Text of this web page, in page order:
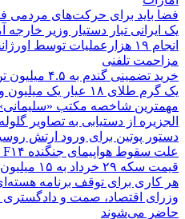
فضا باید برای حرکت‌های مردمی
یک ایرانی تبار دستیار وزیر خارجه
انجام ۱۹ هزارعملیات توسط
مزاحمت تلفنی
خرید تضمینی گندم به ۴.۵ میلیون تن رسید
یک گرم طلای ۱۸ عیار یک میلیون و ۲۱۰ هزار تومان معامله شد
مهمترین شاخصه مکتب
الجزیره از دستیابی به تصاویر
دستور پوتین برای ورود ارتش
علت سقوط هواپیمای جنگنده F۱۴ در اصفهان مشخص شد
قیمت سکه ۲۹ خرداد به ۱۵ میلیون و ۴۳۰ هزار تومان رسید
هر کاری برای توقف برنامه
حاضر می‌شوند